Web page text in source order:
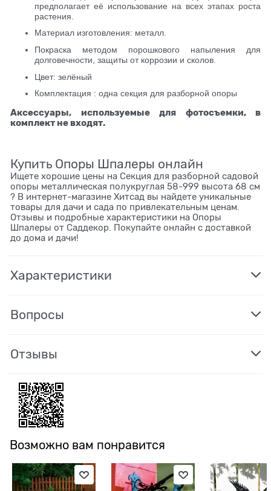
предполагает её использование на всех этапах роста
растения.
Материал изготовления: металл.
Покраска методом порошкового напыления для
долговечности, защиты от коррозии и сколов.
Цвет: зелёный
Комплектация : одна секция для разборной опоры
Аксессуары, используемые для фотосъемки, в
комплект не входят.
Купить Опоры Шпалеры онлайн
Ищете хорошие цены на Секция для разборной садовой
опоры металлическая полукруглая 58-999 высота 68 см
? В интернет-магазине Хитсад вы найдете уникальные
товары для дачи и сада по привлекательным ценам.
Отзывы и подробные характеристики на Опоры
Шпалеры от Саддекор. Покупайте онлайн с доставкой
до дома и дачи!
Характеристики
Вопросы
Отзывы
Возможно вам понравится